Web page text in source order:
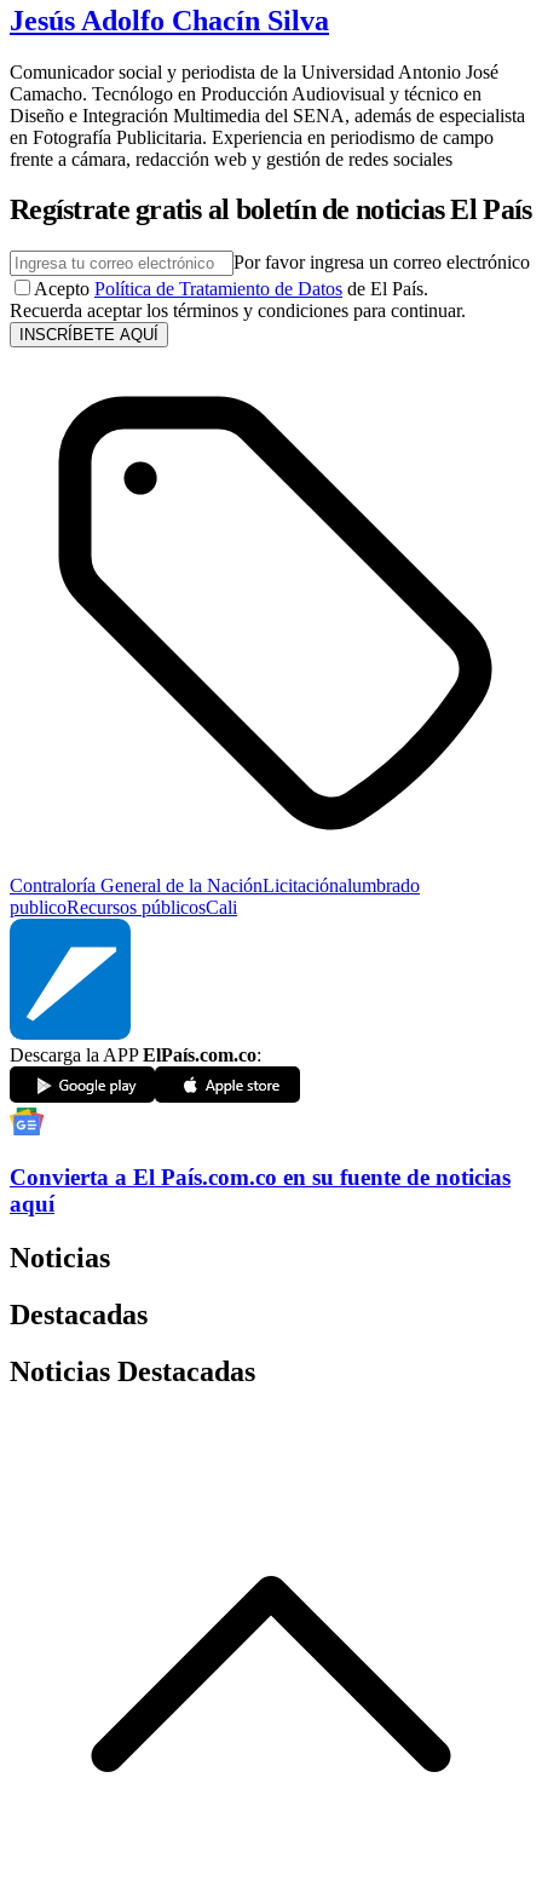
Jesús Adolfo Chacín Silva
Comunicador social y periodista de la Universidad Antonio José
Camacho. Tecnólogo en Producción Audiovisual y técnico en
Diseño e Integración Multimedia del SENA, además de especialista
en Fotografía Publicitaria. Experiencia en periodismo de campo
frente a cámara, redacción web y gestión de redes sociales
Regístrate gratis al boletín de noticias El País
Por favor ingresa un correo electrónico
Acepto Política de Tratamiento de Datos de El País.
Recuerda aceptar los términos y condiciones para continuar.
INSCRÍBETE AQUÍ
Contraloría General de la NaciónLicitaciónalumbrado
publicoRecursos públicosCali
Descarga la APPElPaís.com.co:
Convierta a El País.com.co en su fuente de noticias
aquí
Noticias
Destacadas
Noticias Destacadas